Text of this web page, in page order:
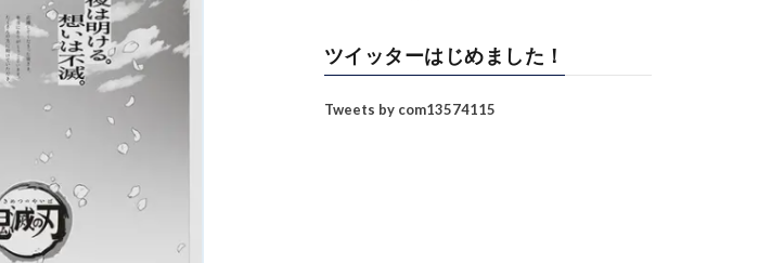
ツイッターはじめました！
Tweets by com13574115